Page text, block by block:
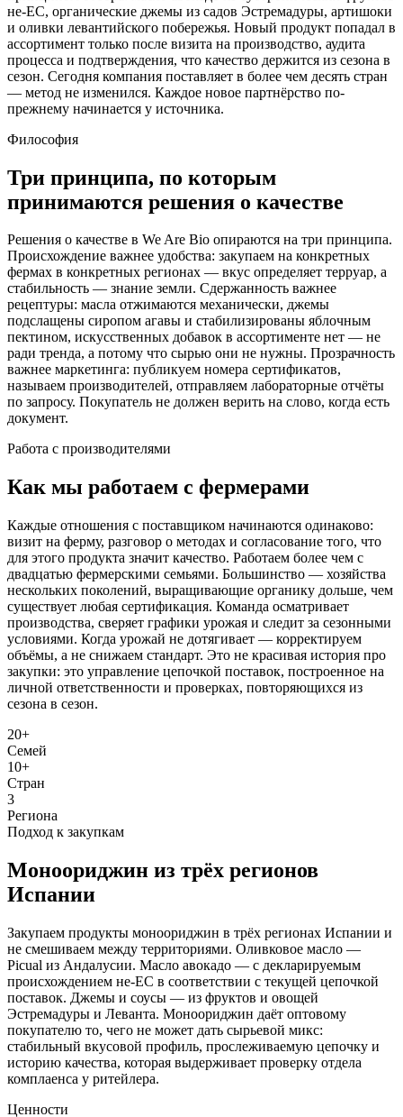
не-ЕС, органические джемы из садов Эстремадуры, артишоки
и оливки левантийского побережья. Новый продукт попадал в
ассортимент только после визита на производство, аудита
процесса и подтверждения, что качество держится из сезона в
сезон. Сегодня компания поставляет в более чем десять стран
— метод не изменился. Каждое новое партнёрство по-
прежнему начинается у источника.
Философия
Три принципа, по которым
принимаются решения о качестве
Решения о качестве в We Are Bio опираются на три принципа.
Происхождение важнее удобства: закупаем на конкретных
фермах в конкретных регионах — вкус определяет терруар, а
стабильность — знание земли. Сдержанность важнее
рецептуры: масла отжимаются механически, джемы
подслащены сиропом агавы и стабилизированы яблочным
пектином, искусственных добавок в ассортименте нет — не
ради тренда, а потому что сырью они не нужны. Прозрачность
важнее маркетинга: публикуем номера сертификатов,
называем производителей, отправляем лабораторные отчёты
по запросу. Покупатель не должен верить на слово, когда есть
документ.
Работа с производителями
Как мы работаем с фермерами
Каждые отношения с поставщиком начинаются одинаково:
визит на ферму, разговор о методах и согласование того, что
для этого продукта значит качество. Работаем более чем с
двадцатью фермерскими семьями. Большинство — хозяйства
нескольких поколений, выращивающие органику дольше, чем
существует любая сертификация. Команда осматривает
производства, сверяет графики урожая и следит за сезонными
условиями. Когда урожай не дотягивает — корректируем
объёмы, а не снижаем стандарт. Это не красивая история про
закупки: это управление цепочкой поставок, построенное на
личной ответственности и проверках, повторяющихся из
сезона в сезон.
20+
Семей
10+
Стран
3
Региона
Подход к закупкам
Моноориджин из трёх регионов
Испании
Закупаем продукты моноориджин в трёх регионах Испании и
не смешиваем между территориями. Оливковое масло —
Picual из Андалусии. Масло авокадо — с декларируемым
происхождением не-ЕС в соответствии с текущей цепочкой
поставок. Джемы и соусы — из фруктов и овощей
Эстремадуры и Леванта. Моноориджин даёт оптовому
покупателю то, чего не может дать сырьевой микс:
стабильный вкусовой профиль, прослеживаемую цепочку и
историю качества, которая выдерживает проверку отдела
комплаенса у ритейлера.
Ценности